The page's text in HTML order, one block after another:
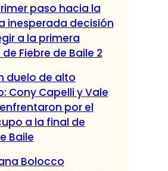
paso hacia la
inesperada decisión
a la primera
Fiebre de Baile 2
duelo de alto
Cony Capelli y Vale
por el
a la final de
Baile
Bolocco